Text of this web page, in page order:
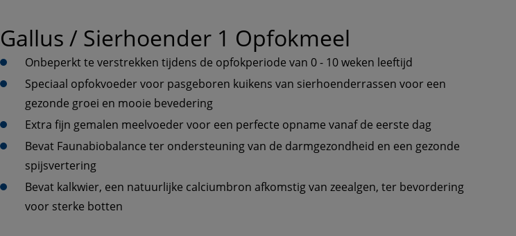
Gallus / Sierhoender 1 Opfokmeel
Onbeperkt te verstrekken tijdens de opfokperiode van 0 - 10 weken leeftijd
Speciaal opfokvoeder voor pasgeboren kuikens van sierhoenderrassen voor een
gezonde groei en mooie bevedering
Extra fijn gemalen meelvoeder voor een perfecte opname vanaf de eerste dag
Bevat Faunabiobalance ter ondersteuning van de darmgezondheid en een gezonde
spijsvertering
Bevat kalkwier, een natuurlijke calciumbron afkomstig van zeealgen, ter bevordering
voor sterke botten